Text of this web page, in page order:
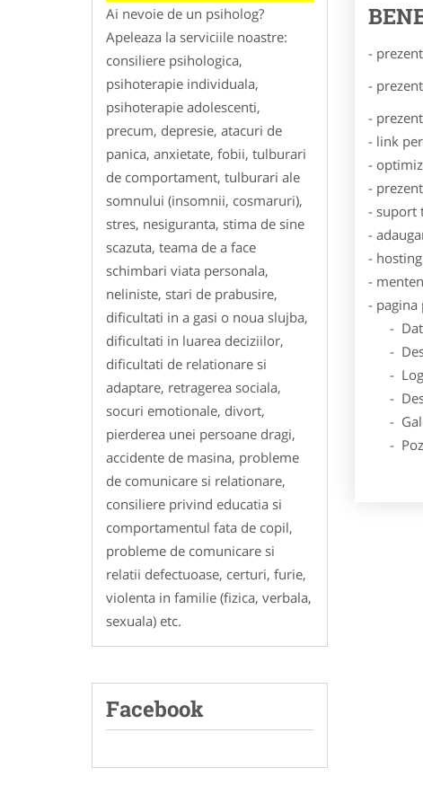
Ai nevoie de un psiholog?
Apeleaza la serviciile noastre:
consiliere psihologica,
psihoterapie individuala,
psihoterapie adolescenti,
precum, depresie, atacuri de
panica, anxietate, fobii, tulburari
de comportament, tulburari ale
somnului (insomnii, cosmaruri),
stres, nesiguranta, stima de sine
scazuta, teama de a face
schimbari viata personala,
neliniste, stari de prabusire,
dificultati in a gasi o noua slujba,
dificultati in luarea deciziilor,
dificultati de relationare si
adaptare, retragerea sociala,
socuri emotionale, divort,
pierderea unei persoane dragi,
accidente de masina, probleme
de comunicare si relationare,
consiliere privind educatia si
comportamentul fata de copil,
probleme de comunicare si
relatii defectuoase, certuri, furie,
violenta in familie (fizica, verbala,
sexuala) etc.
Facebook
-
-
-
- link
-
-
- suport
-
- hosting
-
- pagina
-
-
-
-
-
-